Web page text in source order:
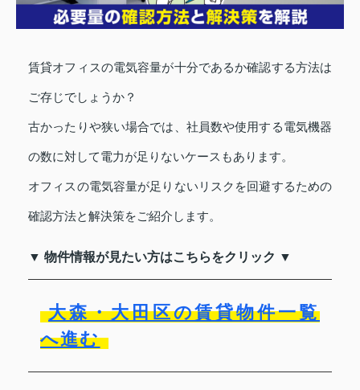
賃貸オフィスの電気容量が十分であるか確認する方法は
ご存じでしょうか？
古かったりや狭い場合では、社員数や使用する電気機器
の数に対して電力が足りないケースもあります。
オフィスの電気容量が足りないリスクを回避するための
確認方法と解決策をご紹介します。
▼ 物件情報が見たい方はこちらをクリック ▼
大森・大田区の賃貸物件一覧
へ進む